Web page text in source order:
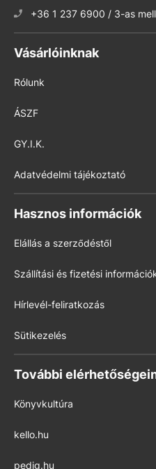
+36 1 237 6900 / 3-as
Vásárlóinknak
Rólunk
ÁSZF
GY.I.K.
Adatvédelmi tájékoztató
Hasznos információk
Elállás a szerződéstől
Szállítási és fizetési
Hírlevél-feliratkozás
Sütikezelés
További
Könyvkultúra
kello.hu
pedig.hu